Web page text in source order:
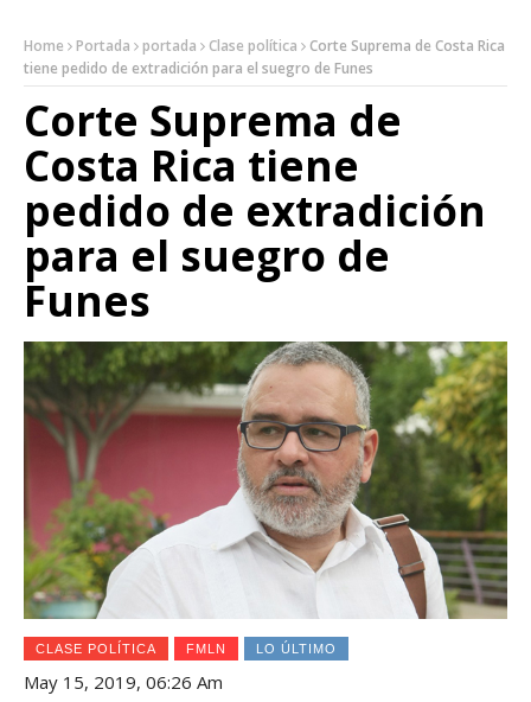
Home Portada portada Clase política
Corte Suprema de Costa Rica
tiene pedido de extradición para el suegro de Funes
Corte Suprema de
Costa Rica tiene
pedido de extradición
para el suegro de
Funes
CLASE POLÍTICA FMLN LO ÚLTIMO
May 15, 2019, 06:26 Am